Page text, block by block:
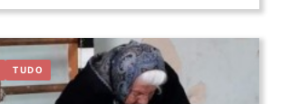
TUDO